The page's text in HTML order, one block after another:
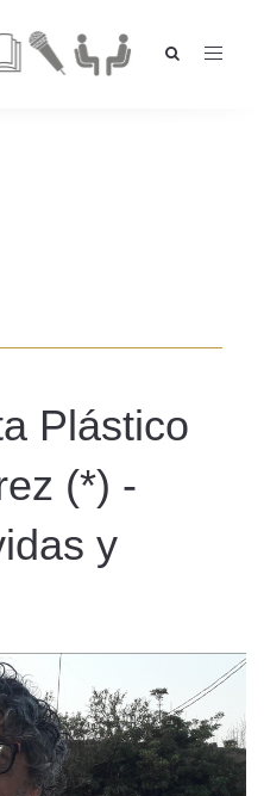
Plástico
(*) -
y